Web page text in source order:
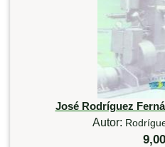
José Rodríguez
Autor: